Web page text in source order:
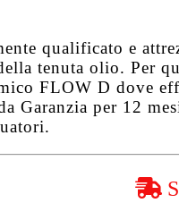
qualificato e
tenuta olio. Per
FLOW D dove
Garanzia per 12